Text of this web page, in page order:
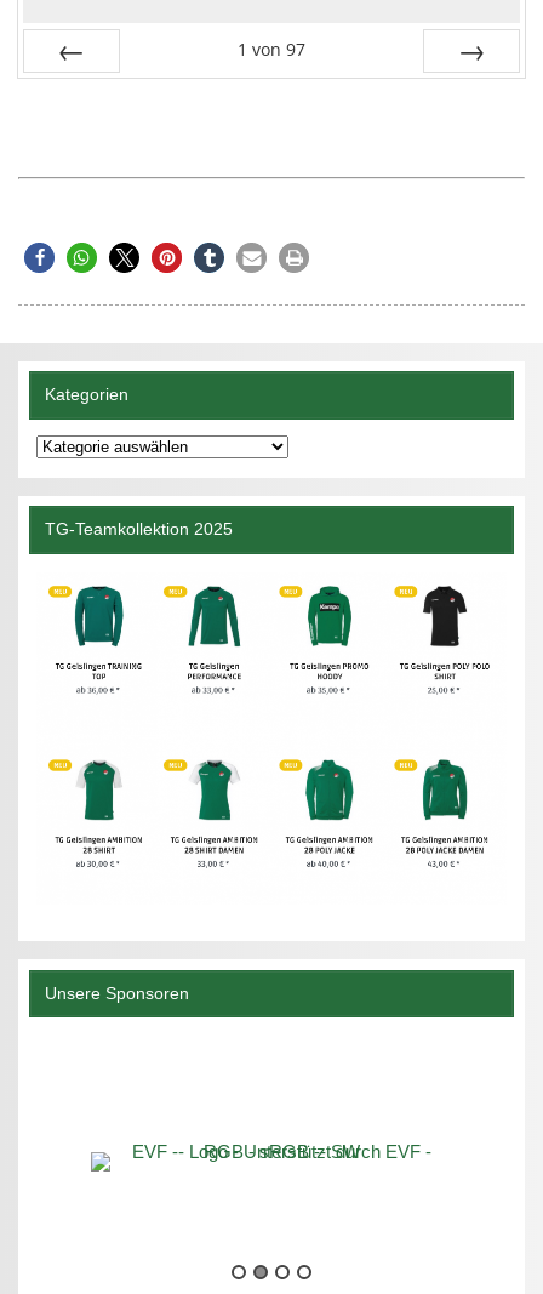
1 von 97
Kategorien
Kategorien
TG-Teamkollektion 2025
Unsere Sponsoren